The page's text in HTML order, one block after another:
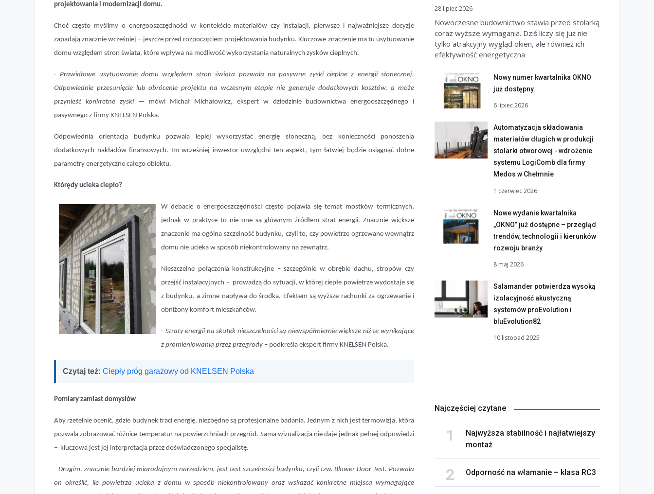
projektowania i modernizacji domu.
Choć często myślimy o energooszczędności w kontekście materiałów czy instalacji, pierwsze i najważniejsze decyzje
zapadają znacznie wcześniej – jeszcze przed rozpoczęciem projektowania budynku. Kluczowe znaczenie ma tu usytuowanie
domu względem stron świata, które wpływa na możliwość wykorzystania naturalnych zysków cieplnych.
-Prawidłowe usytuowanie domu względem stron świata pozwala na pasywne zyski cieplne z energii słonecznej.
Odpowiednie przesunięcie lub obrócenie projektu na wczesnym etapie nie generuje dodatkowych kosztów, a może
przynieść konkretne zyski— mówi Michał Michałowicz, ekspert w dziedzinie budownictwa energooszczędnego i
pasywnego z firmy KNELSEN Polska.
Odpowiednia orientacja budynku pozwala lepiej wykorzystać energię słoneczną, bez konieczności ponoszenia
dodatkowych nakładów finansowych. Im wcześniej inwestor uwzględni ten aspekt, tym łatwiej będzie osiągnąć dobre
parametry energetyczne całego obiektu.
Którędy ucieka ciepło?
W debacie o energooszczędności często pojawia się temat mostków termicznych,
jednak w praktyce to nie one są głównym źródłem strat energii. Znacznie większe
znaczenie ma ogólna szczelność budynku, czyli to, czy powietrze ogrzewane wewnątrz
domu nie ucieka w sposób niekontrolowany na zewnątrz.
Nieszczelne połączenia konstrukcyjne – szczególnie w obrębie dachu, stropów czy
przejść instalacyjnych – prowadzą do sytuacji, w której ciepłe powietrze wydostaje się
z budynku, a zimne napływa do środka. Efektem są wyższe rachunki za ogrzewanie i
obniżony komfort mieszkańców.
- Straty energii na skutek nieszczelności są niewspółmiernie większe niż te wynikające
z promieniowania przez przegrody – podkreśla ekspert firmy KNELSEN Polska.
Czytaj też: Ciepły próg garażowy od KNELSEN Polska
Pomiary zamiast domysłów
Aby rzetelnie ocenić, gdzie budynek traci energię, niezbędne są profesjonalne badania. Jednym z nich jest termowizja, która
pozwala zobrazować różnice temperatur na powierzchniach przegród. Sama wizualizacja nie daje jednak pełnej odpowiedzi
– kluczowa jest jej interpretacja przez doświadczonego specjalistę.
- Drugim, znacznie bardziej miarodajnym narzędziem, jest test szczelności budynku, czyli tzw. Blower Door Test. Pozwala
on określić, ile powietrza ucieka z domu w sposób niekontrolowany oraz wskazać konkretne miejsca wymagające
28 lipiec 2026
Nowoczesne budownictwo stawia przed stolarką
coraz wyższe wymagania. Dziś liczy się już nie
tylko atrakcyjny wygląd okien, ale również ich
efektywność energetyczna
Nowy numer kwartalnika OKNO
już dostępny.
6 lipiec 2026
Automatyzacja składowania
materiałów długich w produkcji
stolarki otworowej - wdrożenie
systemu LogiComb dla firmy
Medos w Chełmnie
1 czerwiec 2026
Nowe wydanie kwartalnika
„OKNO” już dostępne – przegląd
trendów, technologii i kierunków
rozwoju branży
8 maj 2026
Salamander potwierdza wysoką
izolacyjność akustyczną
systemów proEvolution i
bluEvolution82
10 listopad 2025
Najczęściej czytane
Najwyższa stabilność i najłatwiejszy
montaż
Odporność na włamanie – klasa RC3